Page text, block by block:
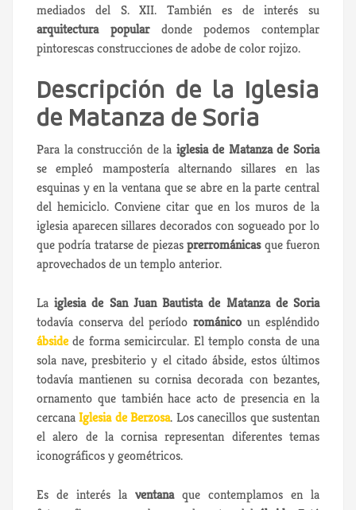
mediados del S. XII. También es de interés su
arquitectura populardonde podemos contemplar
pintorescas construcciones de adobe de color rojizo.
Descripción de la Iglesia
de Matanza de Soria
Para la construcción de la iglesia de Matanza de Soria
se empleó mampostería alternando sillares en las
esquinas y en la ventana que se abre en la parte central
del hemiciclo. Conviene citar que en los muros de la
iglesia aparecen sillares decorados con sogueado por lo
que podría tratarse de piezasprerrománicasque fueron
aprovechados de un templo anterior.
Laiglesia de San Juan Bautista de Matanza de Soria
todavía conserva del períodorománico un espléndido
ábsidede forma semicircular. El templo consta de una
sola nave, presbiterio y el citado ábside, estos últimos
todavía mantienen su cornisa decorada con bezantes,
ornamento que también hace acto de presencia en la
cercanaIglesia de Berzosa. Los canecillos que sustentan
el alero de la cornisa representan diferentes temas
iconográficos y geométricos.
Es de interés la ventanaque contemplamos en la